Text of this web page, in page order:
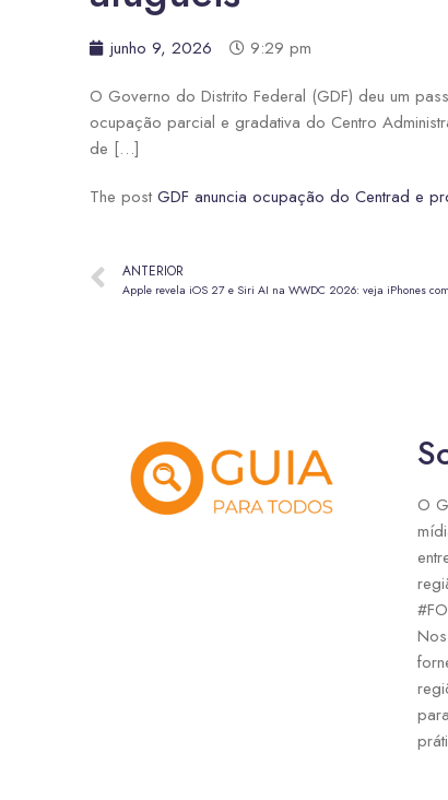
junho 9, 2026
9:29 pm
O Governo do Distrito Federal (GDF) deu um
ocupação parcial e gradativa do Centro
de […]
The post GDF anuncia ocupação do Centrad e
ANTERIOR
Apple revela iOS 27 e Siri AI na WWDC 2026: veja iPhones
O